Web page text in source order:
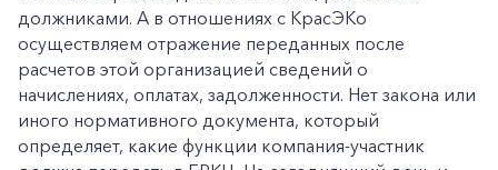
должниками. А в отношениях с КрасЭКо
осуществляем отражение переданных после
расчетов этой организацией сведений о
начислениях, оплатах, задолженности. Нет закона или
иного нормативного документа, который
определяет, какие функции компания-участник